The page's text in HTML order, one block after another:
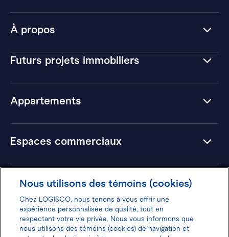
À propos
Futurs projets immobiliers
Appartements
Espaces commerciaux
Hôtels
Nous utilisons des témoins (cookies)
Chez LOGISCO, nous tenons à vous offrir une
expérience personnalisée de qualité, tout en
respectant votre vie privée. Nous vous informons que
nous utilisons des témoins (cookies) de navigation et